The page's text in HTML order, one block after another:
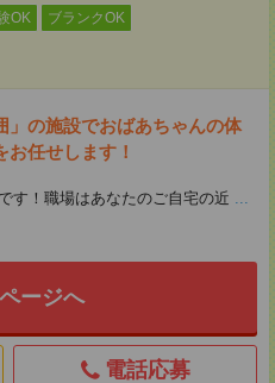
OK ブランクOK
」の施設でおばあちゃんの体
任せします！
す！職場はあなたのご自宅の近 ...
ージへ
電話応募